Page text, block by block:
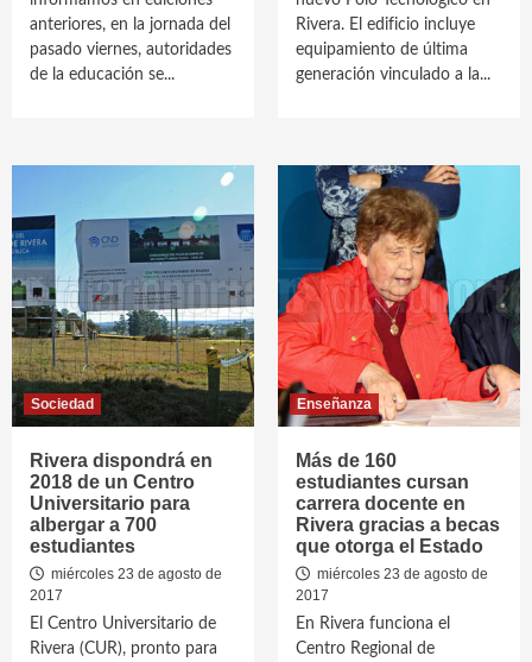
anteriores, en la jornada del
pasado viernes, autoridades
de la educación se...
Rivera. El edificio incluye
equipamiento de última
generación vinculado a la...
Sociedad
Rivera dispondrá en
2018 de un Centro
Universitario para
albergar a 700
estudiantes
miércoles 23 de agosto de
2017
El Centro Universitario de
Rivera (CUR), pronto para
Enseñanza
Más de 160
estudiantes cursan
carrera docente en
Rivera gracias a becas
que otorga el Estado
miércoles 23 de agosto de
2017
En Rivera funciona el
Centro Regional de